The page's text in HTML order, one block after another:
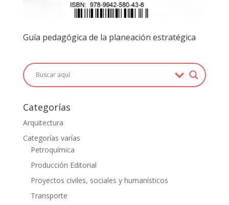
Guía pedagógica de la planeación estratégica
Categorías
Arquitectura
Categorías varías
Petroquímica
Producción Editorial
Proyectos civiles, sociales y humanísticos
Transporte